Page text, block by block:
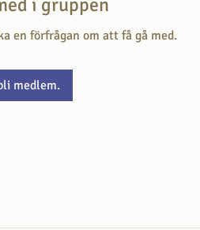
i gruppen
en förfrågan om att få gå med.
medlem.